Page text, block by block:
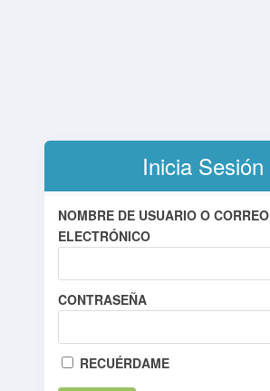
Inicia Sesión
NOMBRE DE USUARIO O CORREO
ELECTRÓNICO
CONTRASEÑA
RECUÉRDAME